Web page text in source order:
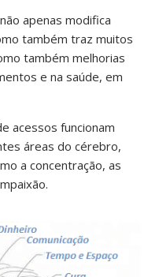
apenas modifica
também traz muitos
também melhorias
e na saúde, em
acessos funcionam
áreas do cérebro,
a concentração, as